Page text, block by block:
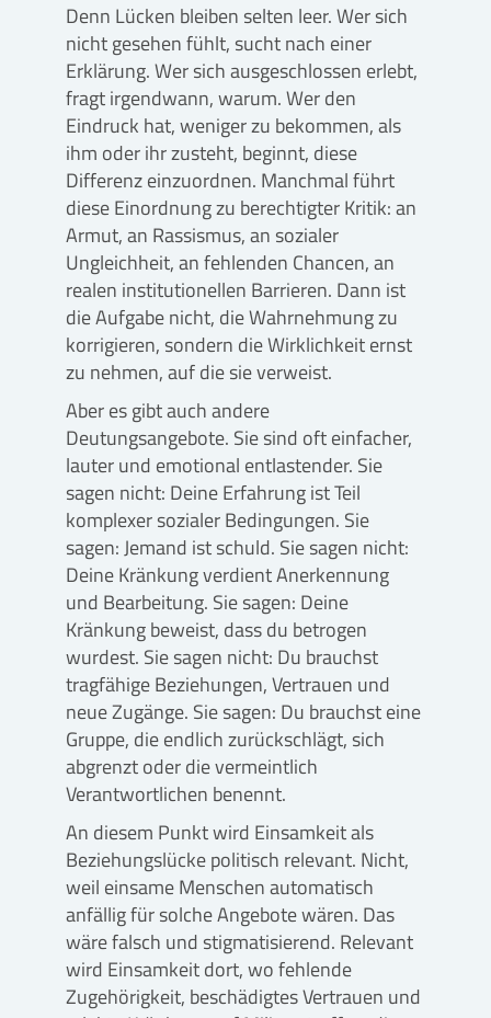
Denn Lücken bleiben selten leer. Wer sich
nicht gesehen fühlt, sucht nach einer
Erklärung. Wer sich ausgeschlossen erlebt,
fragt irgendwann, warum. Wer den
Eindruck hat, weniger zu bekommen, als
ihm oder ihr zusteht, beginnt, diese
Differenz einzuordnen. Manchmal führt
diese Einordnung zu berechtigter Kritik: an
Armut, an Rassismus, an sozialer
Ungleichheit, an fehlenden Chancen, an
realen institutionellen Barrieren. Dann ist
die Aufgabe nicht, die Wahrnehmung zu
korrigieren, sondern die Wirklichkeit ernst
zu nehmen, auf die sie verweist.
Aber es gibt auch andere
Deutungsangebote. Sie sind oft einfacher,
lauter und emotional entlastender. Sie
sagen nicht: Deine Erfahrung ist Teil
komplexer sozialer Bedingungen. Sie
sagen: Jemand ist schuld. Sie sagen nicht:
Deine Kränkung verdient Anerkennung
und Bearbeitung. Sie sagen: Deine
Kränkung beweist, dass du betrogen
wurdest. Sie sagen nicht: Du brauchst
tragfähige Beziehungen, Vertrauen und
neue Zugänge. Sie sagen: Du brauchst eine
Gruppe, die endlich zurückschlägt, sich
abgrenzt oder die vermeintlich
Verantwortlichen benennt.
An diesem Punkt wird Einsamkeit als
Beziehungslücke politisch relevant. Nicht,
weil einsame Menschen automatisch
anfällig für solche Angebote wären. Das
wäre falsch und stigmatisierend. Relevant
wird Einsamkeit dort, wo fehlende
Zugehörigkeit, beschädigtes Vertrauen und